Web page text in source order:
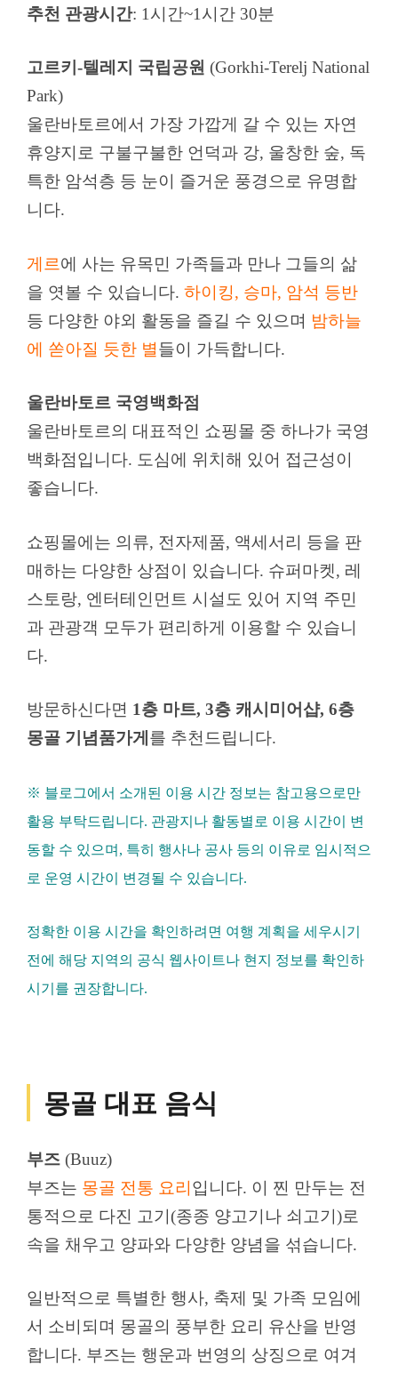
추천 관광시간: 1시간~1시간 30분
고르키-텔레지 국립공원 (Gorkhi-Terelj National
Park)
울란바토르에서 가장 가깝게 갈 수 있는 자연
휴양지로 구불구불한 언덕과 강, 울창한 숲, 독
특한 암석층 등 눈이 즐거운 풍경으로 유명합
니다.
게르에 사는 유목민 가족들과 만나 그들의 삶
을 엿볼 수 있습니다. 하이킹, 승마, 암석 등반
등 다양한 야외 활동을 즐길 수 있으며 밤하늘
에 쏟아질 듯한 별들이 가득합니다.
울란바토르 국영백화점
울란바토르의 대표적인 쇼핑몰 중 하나가 국영
백화점입니다. 도심에 위치해 있어 접근성이
좋습니다.
쇼핑몰에는 의류, 전자제품, 액세서리 등을 판
매하는 다양한 상점이 있습니다. 슈퍼마켓, 레
스토랑, 엔터테인먼트 시설도 있어 지역 주민
과 관광객 모두가 편리하게 이용할 수 있습니
다.
방문하신다면 1층 마트, 3층 캐시미어샵, 6층
몽골 기념품가게 를 추천드립니다.
※ 블로그에서 소개된 이용 시간 정보는 참고용으로만
활용 부탁드립니다. 관광지나 활동별로 이용 시간이 변
동할 수 있으며, 특히 행사나 공사 등의 이유로 임시적으
로 운영 시간이 변경될 수 있습니다.
정확한 이용 시간을 확인하려면 여행 계획을 세우시기
전에 해당 지역의 공식 웹사이트나 현지 정보를 확인하
시기를 권장합니다.
몽골 대표 음식
부즈 (Buuz)
부즈는 몽골 전통 요리 입니다. 이 찐 만두는 전
통적으로 다진 고기(종종 양고기나 쇠고기)로
속을 채우고 양파와 다양한 양념을 섞습니다.
일반적으로 특별한 행사, 축제 및 가족 모임에
서 소비되며 몽골의 풍부한 요리 유산을 반영
합니다. 부즈는 행운과 번영의 상징으로 여겨